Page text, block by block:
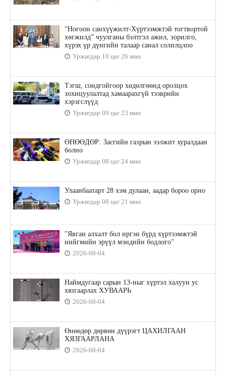
“Ногоон санхүүжилт-Хүртээмжтэй тогтвортой
хөгжилд” чуулганы бэлтгэл ажил, зорилго,
хүрэх үр дүнгийн талаар санал солилцлоо
Уржигдар 10 цаг 26 мин
Тэгш, сондгойгоор хөдөлгөөнд оролцох
зохицуулалтад хамаарахгүй тээврийн
хэрэгслүүд
Уржигдар 09 цаг 23 мин
ӨНӨӨДӨР: Засгийн газрын ээлжит хуралдаан
болно
Уржигдар 08 цаг 24 мин
Улаанбаатарт 28 хэм дулаан, аадар бороо орно
Уржигдар 08 цаг 21 мин
"Явган алхалт бол иргэн бүрд хүртээмжтэй
нийгмийн эрүүл мэндийн бодлого"
2026-08-04
Наймдугаар сарын 13-ныг хүртэл халуун ус
хязгаарлах ХУВААРЬ
2026-08-04
Өнөөдөр дөрвөн дүүрэгт ЦАХИЛГААН
ХЯЗГААРЛАНА
2026-08-04